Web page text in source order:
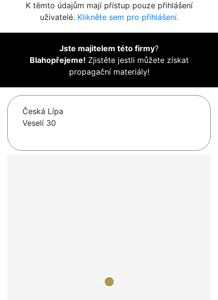
K těmto údajům mají přístup pouze přihlášení
uživatelé. Klikněte sem pro přihlášení.
Jste majitelem této firmy?
Blahopřejeme! Zjistěte jestli můžete získat
propagační materiály!
Česká Lípa
Veselí 30